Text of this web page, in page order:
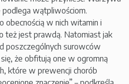
wątpliwościom.
obecnością w nich witamin i
też jest prawdą. Natomiast jak
poszczególnych surowców
że obfitują one w ogromną
które w prewencji chorób